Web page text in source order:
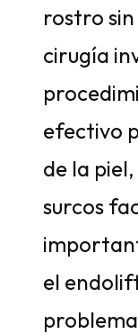
rostro
cirugía
efectivo
de la
surcos
el